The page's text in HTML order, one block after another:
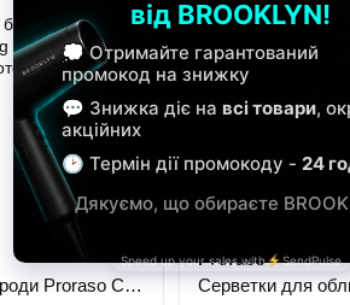
Серветки для обличчя і бороди Proraso Cypress & Vetyver Refreshing Tissues 6 шт
Proraso